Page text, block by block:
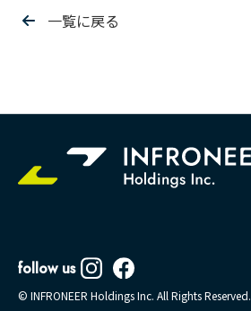
一覧に戻る
follow us
© INFRONEER Holdings Inc. All Rights Reserved.